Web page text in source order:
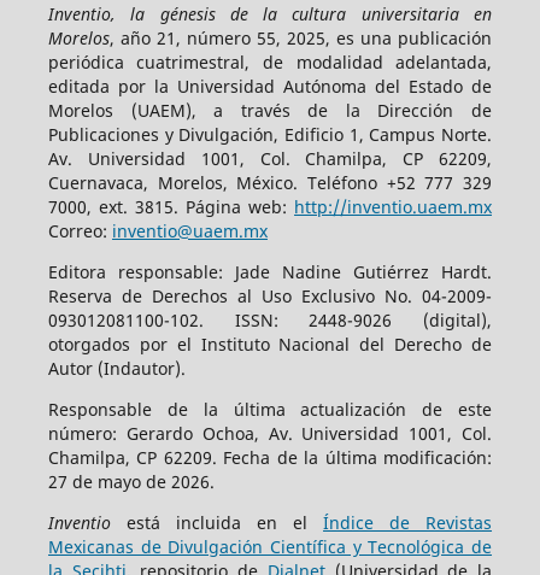
Inventio, la génesis de la cultura universitaria en
Morelos, año 21, número 55, 2025, es una publicación
periódica cuatrimestral, de modalidad adelantada,
editada por la Universidad Autónoma del Estado de
Morelos (UAEM), a través de la Dirección de
Publicaciones y Divulgación, Edificio 1, Campus Norte.
Av. Universidad 1001, Col. Chamilpa, CP 62209,
Cuernavaca, Morelos, México. Teléfono +52 777 329
7000, ext. 3815. Página web: http://inventio.uaem.mx
Correo: inventio@uaem.mx
Editora responsable: Jade Nadine Gutiérrez Hardt.
Reserva de Derechos al Uso Exclusivo No. 04-2009-
093012081100-102. ISSN: 2448-9026 (digital),
otorgados por el Instituto Nacional del Derecho de
Autor (Indautor).
Responsable de la última actualización de este
número: Gerardo Ochoa, Av. Universidad 1001, Col.
Chamilpa, CP 62209. Fecha de la última modificación:
27 de mayo de 2026.
Inventioestá incluida en elÍndice de Revistas
Mexicanas de Divulgación Científica y Tecnológica de